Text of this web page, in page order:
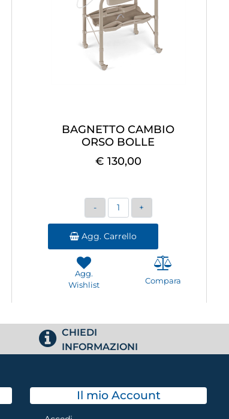
BAGNETTO CAMBIO
ORSO BOLLE
€ 130,00
Quantità
Agg. Carrello
Agg.
Wishlist
Compara
CHIEDI
INFORMAZIONI
Il mio Account